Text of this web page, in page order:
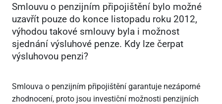
Smlouvu o penzijním připojištění bylo možné
uzavřít pouze do konce listopadu roku 2012,
výhodou takové smlouvy byla i možnost
sjednání výsluhové penze. Kdy lze čerpat
výsluhovou penzi?
Smlouva o penzijním připojištění garantuje nezáporné
zhodnocení, proto jsou investiční možnosti penzijních